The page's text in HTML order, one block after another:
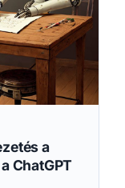
a
ChatGPT